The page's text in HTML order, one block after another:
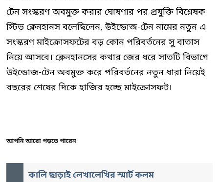
টেন সংস্করণ অবমুক্ত করার ঘোষণার পর প্রযুক্তি বিশ্লেষক
স্টিভ ক্লেনহানস বলেছিলেন, উইন্ডোজ-টেন নামের নতুন এ
সংস্করণ মাইক্রোসফটের বড় কোন পরিবর্তনের সু বাতাস
নিয়ে আসবে। ক্লেনহানসের কথার জের ধরে সাতটি বিভাগে
উইন্ডোজ-টেন অবমুক্ত করে পরিবর্তনের নতুন ধারা নিয়েই
বছরের শেষের দিকে হাজির হচ্ছে মাইক্রোসফট।
আপনি আরো পড়তে পারেন
কালি ছাড়াই লেখালেখির স্মার্ট কলম